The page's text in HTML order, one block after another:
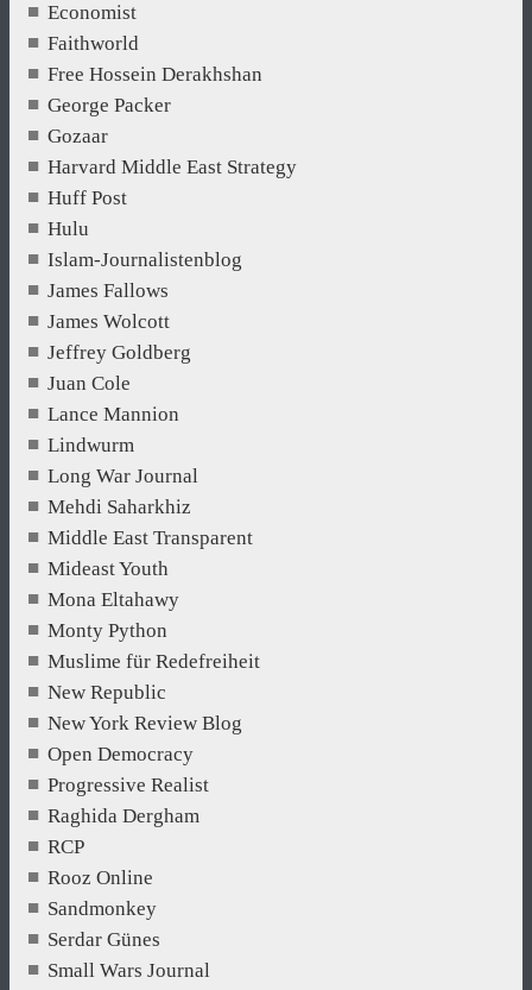
Economist
Faithworld
Free Hossein Derakhshan
George Packer
Gozaar
Harvard Middle East Strategy
Huff Post
Hulu
Islam-Journalistenblog
James Fallows
James Wolcott
Jeffrey Goldberg
Juan Cole
Lance Mannion
Lindwurm
Long War Journal
Mehdi Saharkhiz
Middle East Transparent
Mideast Youth
Mona Eltahawy
Monty Python
Muslime für Redefreiheit
New Republic
New York Review Blog
Open Democracy
Progressive Realist
Raghida Dergham
RCP
Rooz Online
Sandmonkey
Serdar Günes
Small Wars Journal